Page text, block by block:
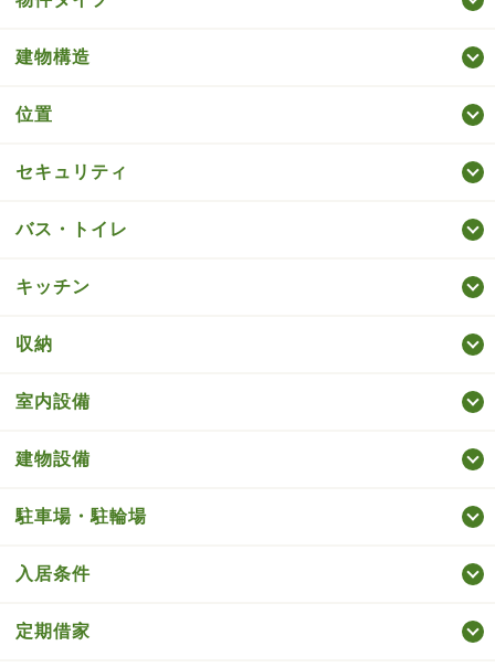
建物構造
位置
セキュリティ
バス・トイレ
キッチン
収納
室内設備
建物設備
駐車場・駐輪場
入居条件
定期借家